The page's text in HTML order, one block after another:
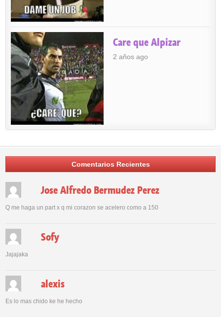
Care que Alpizar
2 años ago
Comentarios Recientes
Jose Alfredo Bermudez Perez
Q me haga un part x q mi corazon se acelero como a 150
Sofy
Jajajaka
alexis
Es lo mas chido ke he hecho